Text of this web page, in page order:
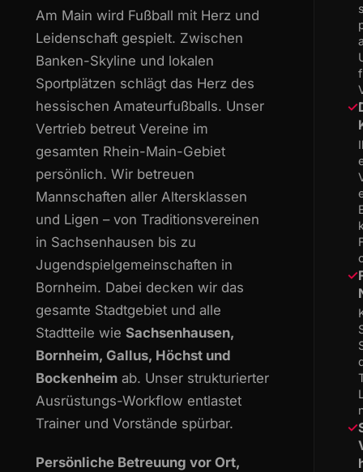
Am Main wird Fußball mit Herz und
Leidenschaft gespielt. Zwischen
Banken-Skyline und lokalen
Sportplätzen schlägt das Herz des
hessischen Amateurfußballs. Unser
Vertrieb betreut Vereine im
gesamten Rhein-Main-Gebiet
persönlich. Wir betreuen
Mannschaften aller Altersklassen
und Ligen – von Traditionsvereinen
in Sachsenhausen bis zu
Jugendspielgemeinschaften in
Bornheim. Dabei decken wir das
gesamte Stadtgebiet und alle
Stadtteile wie Sachsenhausen,
Bornheim, Gallus, Höchst und
Bockenheim ab. Unser strukturierter
Ausrüstungs-Workflow entlastet
Trainer und Vorstände spürbar.
Persönliche Betreuung vor Ort,
✓
✓
✓